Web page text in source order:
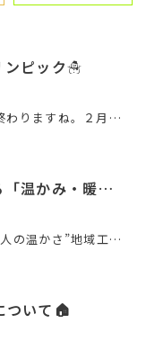
ンピック☃️
２月もあっという間に終わりますね。２月は逃げていきます。さ…
地域工務店で建てる「温かみ・暖かい」家づくり
地域工務店ならではの“人の温かさ”地域工務店の魅力は、顔が見…
ついて🏠